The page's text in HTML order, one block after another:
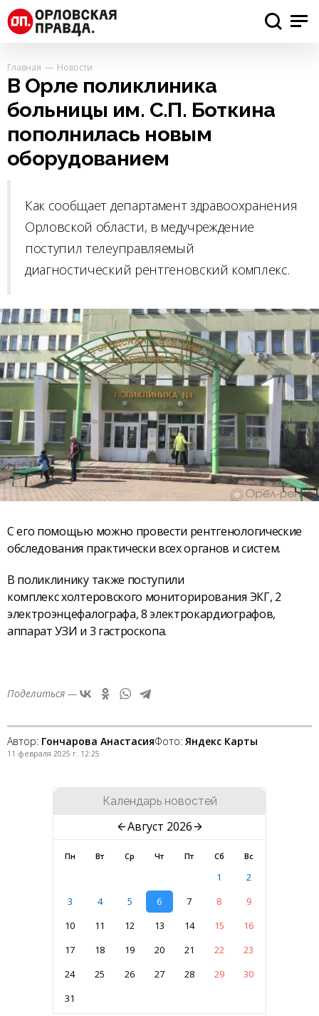
Главная Новости
В Орле поликлиника
больницы им. С.П. Боткина
пополнилась новым
оборудованием
Как сообщает департамент здравоохранения
Орловской области, в медучреждение
поступил телеуправляемый
диагностический рентгеновский комплекс.
С его помощью можно провести рентгенологические
обследования практически всех органов и систем.
В поликлинику также поступили
комплекс холтеровского мониторирования ЭКГ, 2
электроэнцефалографа, 8 электрокардиографов,
аппарат УЗИ и 3 гастроскопа.
Поделиться —
Автор: Гончарова АнастасияФото: Яндекс Карты
11 февраля 2025 г. 12:25
Календарь новостей
Август 2026
Пн Вт Ср Чт Пт Сб Вс
1
2
3
4 5 6 7 8
9
10
11 12 13 14 15
16
17
18 19 20 21 22
23
24
25 26 27 28 29
30
31